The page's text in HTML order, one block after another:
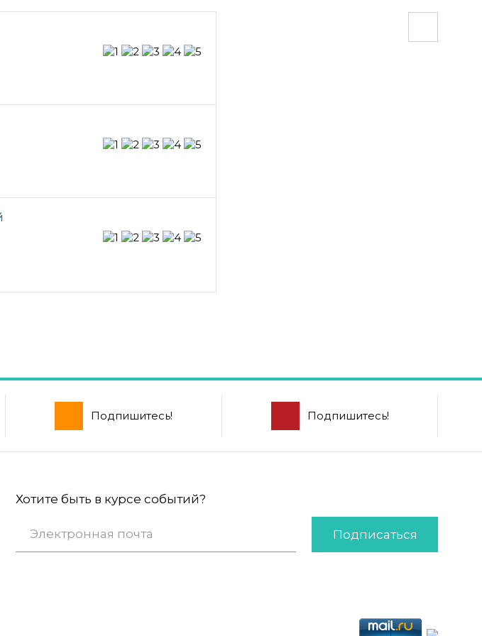
Подпишитесь! Подпишитесь!
Хотите быть в курсе событий?
Подписаться